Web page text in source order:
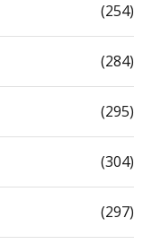
(254)
(284)
(295)
(304)
(297)